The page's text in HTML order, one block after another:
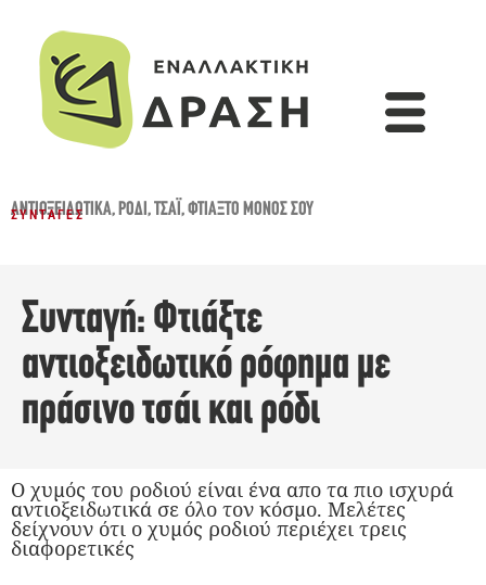
ΑΝΤΙΟΞΕΙΔΩΤΙΚΆ,ΡΌΔΙ,ΤΣΆΙ,ΦΤΙΆΞΤΟ ΜΌΝΟΣ ΣΟΥ
ΣΥΝΤΑΓΈΣ
Συνταγή: Φτιάξτε
αντιοξειδωτικό ρόφημα με
πράσινο τσάι και ρόδι
Ο χυμός του ροδιού είναι ένα απο τα πιο ισχυρά
αντιοξειδωτικά σε όλο τον κόσμο. Μελέτες
δείχνουν ότι ο χυμός ροδιού περιέχει τρεις
διαφορετικές